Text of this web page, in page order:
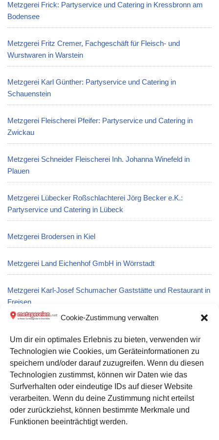
Cookie-Zustimmung verwalten
Um dir ein optimales Erlebnis zu bieten, verwenden wir
Technologien wie Cookies, um Geräteinformationen zu
speichern und/oder darauf zuzugreifen. Wenn du diesen
Technologien zustimmst, können wir Daten wie das
Surfverhalten oder eindeutige IDs auf dieser Website
verarbeiten. Wenn du deine Zustimmung nicht erteilst
oder zurückziehst, können bestimmte Merkmale und
Funktionen beeinträchtigt werden.
Metzgerei Frick: Partyservice und Catering in Kressbronn am
Bodensee
Metzgerei Fritz Cremer, Fachgeschäft für Fleisch- und
Wurstwaren in Warstein
Metzgerei Karl Günther: Partyservice und Catering in
Schauenstein
Metzgerei Fleischerei Pfeifer: Partyservice und Catering in
Zwickau
Metzgerei Schneider Fleischerei Inh. Johanna Winefeld in
Plauen
Metzgerei Lübecker Roßschlachterei Jörg Becker e.K.:
Partyservice und Catering in Lübeck
Metzgerei Brodersen in Kiel
Metzgerei Land Eichenhof GmbH in Wörrstadt
Metzgerei Karl-Josef Schumacher Gaststätte und Restaurant in
Freisen
Metzgerei K. u. H. Kemper Fleischwaren und Wurstwaren
GmbH in Laer
Kontakt zu uns